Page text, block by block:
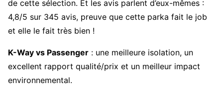
de cette sélection. Et les avis parlent d’eux-mêmes :
4,8/5 sur 345 avis, preuve que cette parka fait le job
et elle le fait très bien !
K-Way vs Passenger : une meilleure isolation, un
excellent rapport qualité/prix et un meilleur impact
environnemental.